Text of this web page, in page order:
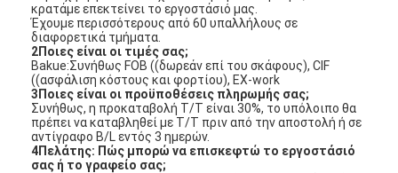
Σπίτι
κρατάμε επεκτείνει το εργοστάσιό μας.
Έχουμε περισσότερους από 60 υπαλλήλους σε
διαφορετικά τμήματα.
2Ποιες είναι οι τιμές σας;
Bakue:Συνήθως FOB ((δωρεάν επί του σκάφους), CIF
((ασφάλιση κόστους και φορτίου), EX-work
3Ποιες είναι οι προϋποθέσεις πληρωμής σας;
Συνήθως, η προκαταβολή T/T είναι 30%, το υπόλοιπο θα
πρέπει να καταβληθεί με T/T πριν από την αποστολή ή σε
αντίγραφο B/L εντός 3 ημερών.
4Πελάτης: Πώς μπορώ να επισκεφτώ το εργοστάσιό
σας ή το γραφείο σας;